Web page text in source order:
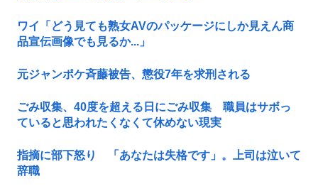
ワイ「どう見ても熟女AVのパッケージにしか見えん商
品宣伝画像でも見るか...」
元ジャンポケ斉藤被告、懲役7年を求刑される
ごみ収集、40度を超える日にごみ収集 職員はサボっ
ていると思われたくなくて休めない現実
指摘に部下怒り 「あなたは失格です」。上司は泣いて
辞職